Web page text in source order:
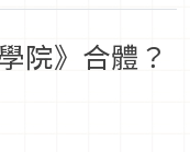
院》合體？